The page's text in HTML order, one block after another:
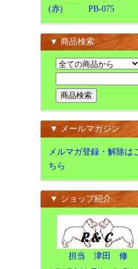
(赤) PB-075
▼ 商品検索
▼ メールマガジン
メルマガ登録・解除は
ちら
▼ ショップ紹介
担当 津田 修